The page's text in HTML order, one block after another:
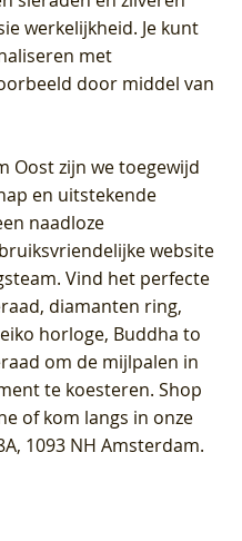
werkelijkheid. Je kunt
met
door middel van
Oostzijn we toegewijd
en uitstekende
naadloze
website
Vind het perfecte
diamanten ring,
horloge, Buddha to
om de mijlpalen in
te koesteren. Shop
of kom langs in onze
1093 NH Amsterdam.